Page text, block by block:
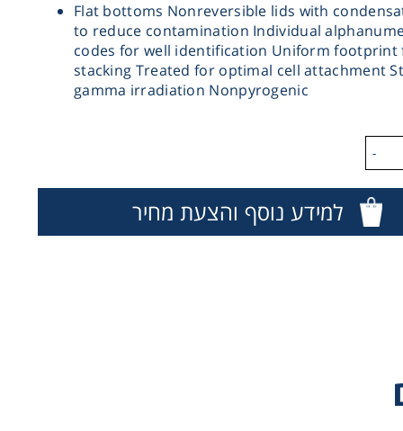
Flat bottoms Nonreversible lids with
to reduce contamination Individual
codes for well identification Uniform footprint
stacking Treated for optimal cell attachment
gamma irradiation Nonpyrogenic
-
למידע נוסף והצעת מחיר